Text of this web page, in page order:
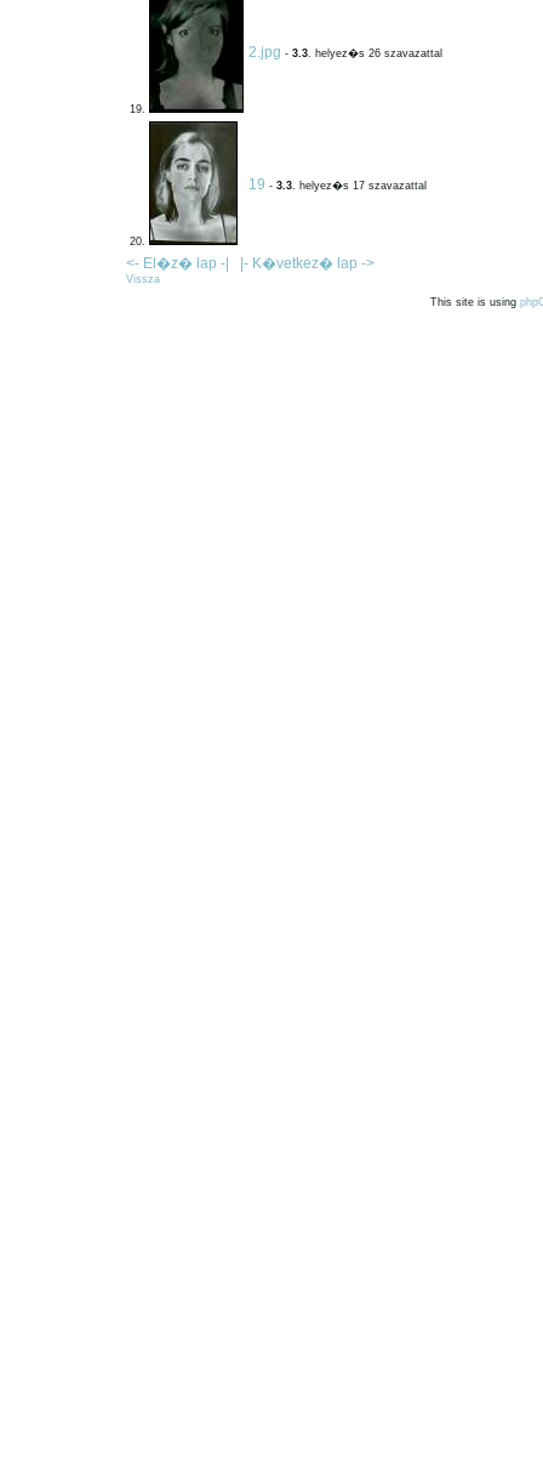
19.
2.jpg -3.3. helyez�s 26 szavazattal
20.
19 -3.3. helyez�s 17 szavazattal
<- El�z� lap -| |- K�vetkez� lap ->
Vissza
This site is using